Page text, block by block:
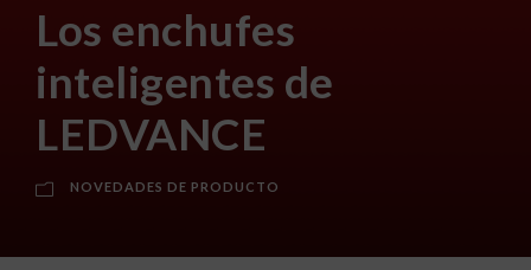
Los enchufes
inteligentes de
LEDVANCE
NOVEDADES DE PRODUCTO